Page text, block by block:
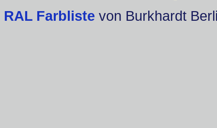
RAL Farbliste von Burkhardt